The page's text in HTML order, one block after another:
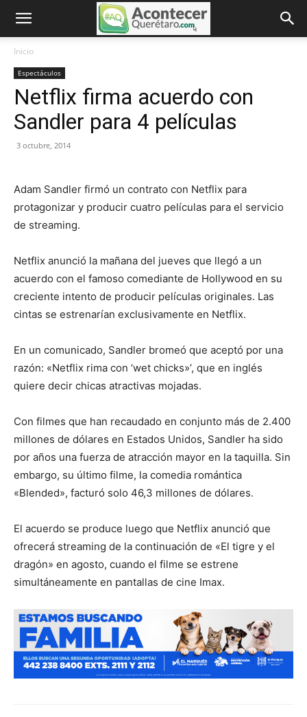
Inicio
Espectáculos
Netflix firma acuerdo con
Sandler para 4 películas
3 octubre, 2014
Adam Sandler firmó un contrato con Netflix para
protagonizar y producir cuatro películas para el servicio
de streaming.
Netflix anunció la mañana del jueves que llegó a un
acuerdo con el famoso comediante de Hollywood en su
creciente intento de producir películas originales. Las
cintas se estrenarían exclusivamente en Netflix.
En un comunicado, Sandler bromeó que aceptó por una
razón: «Netflix rima con ‘wet chicks»’, que en inglés
quiere decir chicas atractivas mojadas.
Con filmes que han recaudado en conjunto más de 2.400
millones de dólares en Estados Unidos, Sandler ha sido
por años una fuerza de atracción mayor en la taquilla. Sin
embargo, su último filme, la comedia romántica
«Blended», facturó solo 46,3 millones de dólares.
El acuerdo se produce luego que Netflix anunció que
ofrecerá streaming de la continuación de «El tigre y el
dragón» en agosto, cuando el filme se estrene
simultáneamente en pantallas de cine Imax.